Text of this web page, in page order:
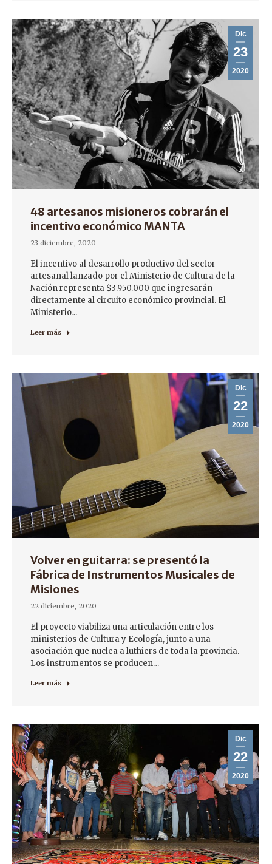
Dic
23
2020
48 artesanos misioneros cobrarán el
incentivo económico MANTA
23 diciembre, 2020
El incentivo al desarrollo productivo del sector
artesanal lanzado por el Ministerio de Cultura de la
Nación representa $3.950.000 que ingresarán
directamente al circuito económico provincial. El
Ministerio…
Leer más
Dic
22
2020
Volver en guitarra: se presentó la
Fábrica de Instrumentos Musicales de
Misiones
22 diciembre, 2020
El proyecto viabiliza una articulación entre los
ministerios de Cultura y Ecología, junto a una
asociación que nuclea a luthiers de toda la provincia.
Los instrumentos se producen…
Leer más
Dic
22
2020